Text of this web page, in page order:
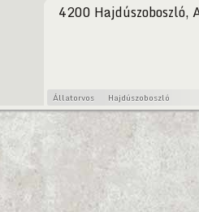
4200
Állatorvos Hajdúszoboszló